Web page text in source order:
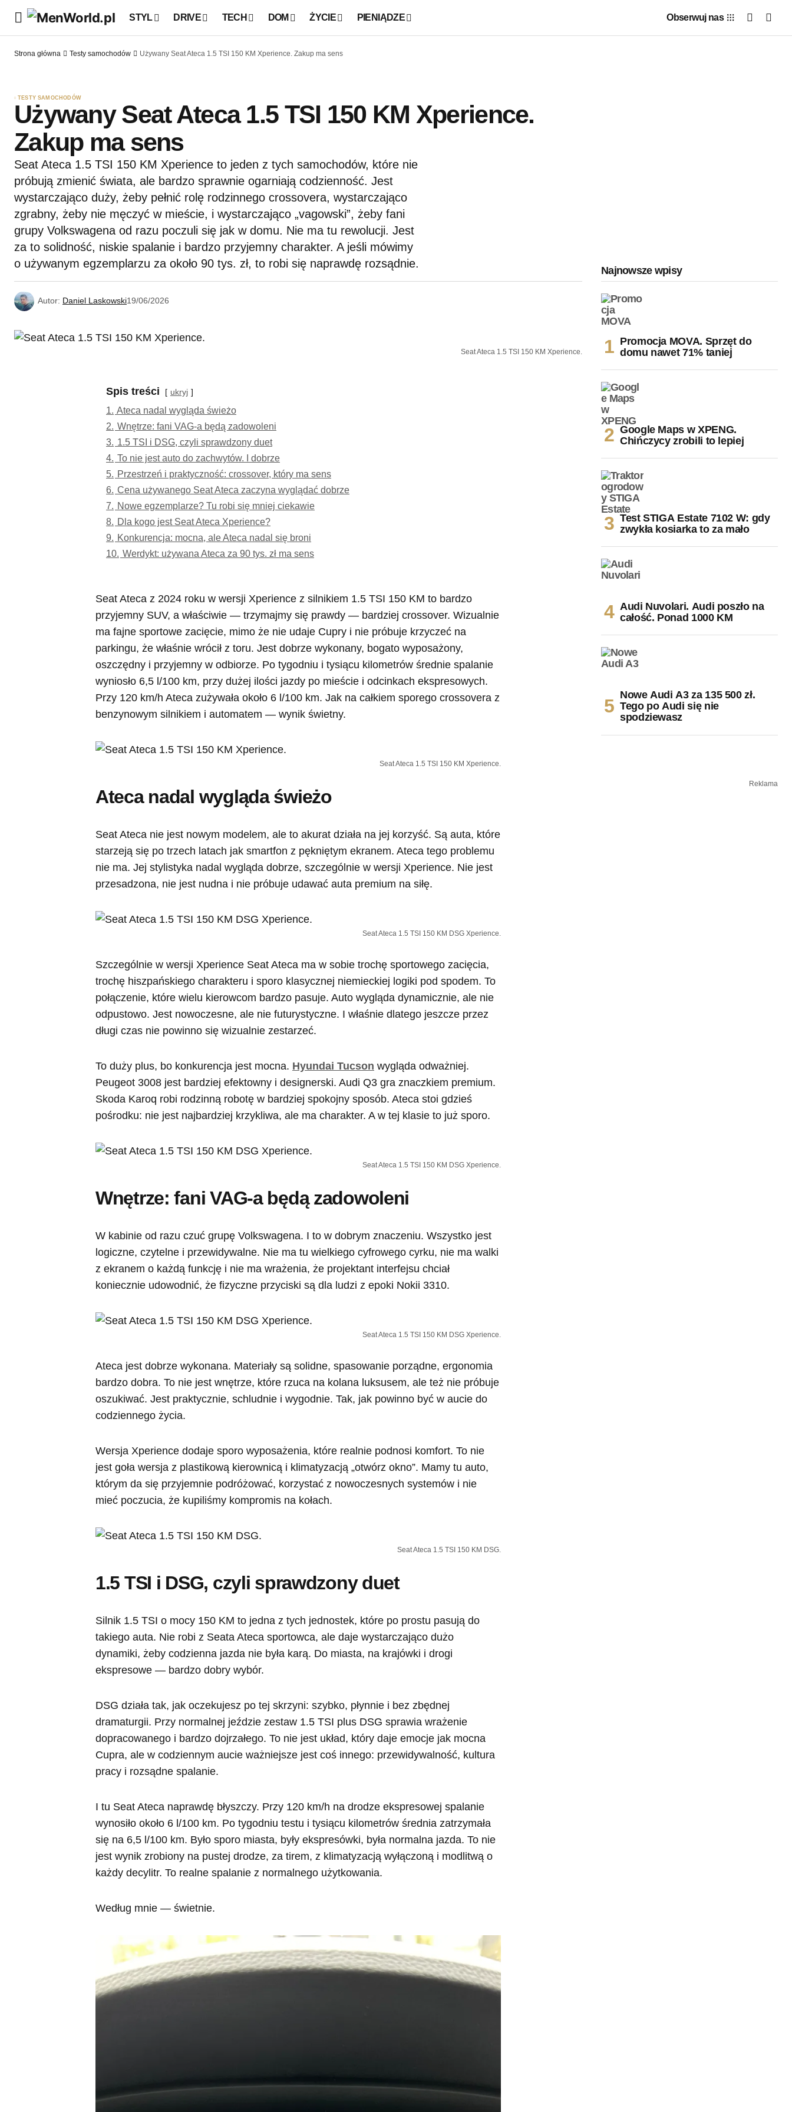
STYL DRIVE TECH DOM ŻYCIE PIENIĄDZE Obserwuj nas
Strona główna Testy samochodów Używany Seat Ateca 1.5 TSI 150 KM Xperience. Zakup ma sens
TESTY SAMOCHODÓW
Używany Seat Ateca 1.5 TSI 150 KM Xperience.
Zakup ma sens
Seat Ateca 1.5 TSI 150 KM Xperience to jeden z tych samochodów, które nie
próbują zmienić świata, ale bardzo sprawnie ogarniają codzienność. Jest
wystarczająco duży, żeby pełnić rolę rodzinnego crossovera, wystarczająco
zgrabny, żeby nie męczyć w mieście, i wystarczająco „vagowski”, żeby fani
grupy Volkswagena od razu poczuli się jak w domu. Nie ma tu rewolucji. Jest
za to solidność, niskie spalanie i bardzo przyjemny charakter. A jeśli mówimy
o używanym egzemplarzu za około 90 tys. zł, to robi się naprawdę rozsądnie.
Autor: Daniel Laskowski19/06/2026
Seat Ateca 1.5 TSI 150 KM Xperience.
Spis treści ukryj
1. Ateca nadal wygląda świeżo
2. Wnętrze: fani VAG-a będą zadowoleni
3. 1.5 TSI i DSG, czyli sprawdzony duet
4. To nie jest auto do zachwytów. I dobrze
5. Przestrzeń i praktyczność: crossover, który ma sens
6. Cena używanego Seat Ateca zaczyna wyglądać dobrze
7. Nowe egzemplarze? Tu robi się mniej ciekawie
8. Dla kogo jest Seat Ateca Xperience?
9. Konkurencja: mocna, ale Ateca nadal się broni
10. Werdykt: używana Ateca za 90 tys. zł ma sens
Seat Ateca z 2024 roku w wersji Xperience z silnikiem 1.5 TSI 150 KM to bardzo
przyjemny SUV, a właściwie — trzymajmy się prawdy — bardziej crossover. Wizualnie
ma fajne sportowe zacięcie, mimo że nie udaje Cupry i nie próbuje krzyczeć na
parkingu, że właśnie wrócił z toru. Jest dobrze wykonany, bogato wyposażony,
oszczędny i przyjemny w odbiorze. Po tygodniu i tysiącu kilometrów średnie spalanie
wyniosło 6,5 l/100 km, przy dużej ilości jazdy po mieście i odcinkach ekspresowych.
Przy 120 km/h Ateca zużywała około 6 l/100 km. Jak na całkiem sporego crossovera z
benzynowym silnikiem i automatem — wynik świetny.
Seat Ateca 1.5 TSI 150 KM Xperience.
Ateca nadal wygląda świeżo
Seat Ateca nie jest nowym modelem, ale to akurat działa na jej korzyść. Są auta, które
starzeją się po trzech latach jak smartfon z pękniętym ekranem. Ateca tego problemu
nie ma. Jej stylistyka nadal wygląda dobrze, szczególnie w wersji Xperience. Nie jest
przesadzona, nie jest nudna i nie próbuje udawać auta premium na siłę.
Seat Ateca 1.5 TSI 150 KM DSG Xperience.
Szczególnie w wersji Xperience Seat Ateca ma w sobie trochę sportowego zacięcia,
trochę hiszpańskiego charakteru i sporo klasycznej niemieckiej logiki pod spodem. To
połączenie, które wielu kierowcom bardzo pasuje. Auto wygląda dynamicznie, ale nie
odpustowo. Jest nowoczesne, ale nie futurystyczne. I właśnie dlatego jeszcze przez
długi czas nie powinno się wizualnie zestarzeć.
To duży plus, bo konkurencja jest mocna. Hyundai Tucson wygląda odważniej.
Peugeot 3008 jest bardziej efektowny i designerski. Audi Q3 gra znaczkiem premium.
Skoda Karoq robi rodzinną robotę w bardziej spokojny sposób. Ateca stoi gdzieś
pośrodku: nie jest najbardziej krzykliwa, ale ma charakter. A w tej klasie to już sporo.
Seat Ateca 1.5 TSI 150 KM DSG Xperience.
Wnętrze: fani VAG-a będą zadowoleni
W kabinie od razu czuć grupę Volkswagena. I to w dobrym znaczeniu. Wszystko jest
logiczne, czytelne i przewidywalne. Nie ma tu wielkiego cyfrowego cyrku, nie ma walki
z ekranem o każdą funkcję i nie ma wrażenia, że projektant interfejsu chciał
koniecznie udowodnić, że fizyczne przyciski są dla ludzi z epoki Nokii 3310.
Seat Ateca 1.5 TSI 150 KM DSG Xperience.
Ateca jest dobrze wykonana. Materiały są solidne, spasowanie porządne, ergonomia
bardzo dobra. To nie jest wnętrze, które rzuca na kolana luksusem, ale też nie próbuje
oszukiwać. Jest praktycznie, schludnie i wygodnie. Tak, jak powinno być w aucie do
codziennego życia.
Wersja Xperience dodaje sporo wyposażenia, które realnie podnosi komfort. To nie
jest goła wersja z plastikową kierownicą i klimatyzacją „otwórz okno”. Mamy tu auto,
którym da się przyjemnie podróżować, korzystać z nowoczesnych systemów i nie
mieć poczucia, że kupiliśmy kompromis na kołach.
Seat Ateca 1.5 TSI 150 KM DSG.
1.5 TSI i DSG, czyli sprawdzony duet
Silnik 1.5 TSI o mocy 150 KM to jedna z tych jednostek, które po prostu pasują do
takiego auta. Nie robi z Seata Ateca sportowca, ale daje wystarczająco dużo
dynamiki, żeby codzienna jazda nie była karą. Do miasta, na krajówki i drogi
ekspresowe — bardzo dobry wybór.
DSG działa tak, jak oczekujesz po tej skrzyni: szybko, płynnie i bez zbędnej
dramaturgii. Przy normalnej jeździe zestaw 1.5 TSI plus DSG sprawia wrażenie
dopracowanego i bardzo dojrzałego. To nie jest układ, który daje emocje jak mocna
Cupra, ale w codziennym aucie ważniejsze jest coś innego: przewidywalność, kultura
pracy i rozsądne spalanie.
I tu Seat Ateca naprawdę błyszczy. Przy 120 km/h na drodze ekspresowej spalanie
wynosiło około 6 l/100 km. Po tygodniu testu i tysiącu kilometrów średnia zatrzymała
się na 6,5 l/100 km. Było sporo miasta, były ekspresówki, była normalna jazda. To nie
jest wynik zrobiony na pustej drodze, za tirem, z klimatyzacją wyłączoną i modlitwą o
każdy decylitr. To realne spalanie z normalnego użytkowania.
Według mnie — świetnie.
Najnowsze wpisy
Promocja MOVA. Sprzęt do
domu nawet 71% taniej
Google Maps w XPENG.
Chińczycy zrobili to lepiej
Test STIGA Estate 7102 W: gdy
zwykła kosiarka to za mało
Audi Nuvolari. Audi poszło na
całość. Ponad 1000 KM
Nowe Audi A3 za 135 500 zł.
Tego po Audi się nie
spodziewasz
Reklama